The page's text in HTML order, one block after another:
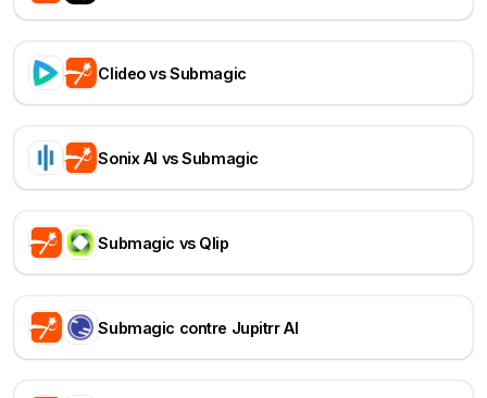
Clideo vs Submagic
Sonix AI vs Submagic
Submagic vs Qlip
Submagic contre Jupitrr AI